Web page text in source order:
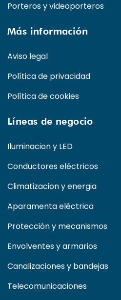
Porteros y videoporteros
Más información
Aviso legal
Política de privacidad
Política de cookies
Líneas de negocio
Iluminacion y LED
Conductores eléctricos
Climatizacion y energia
Aparamenta eléctrica
Protección y mecanismos
Envolventes y armarios
Canalizaciones y bandejas
Telecomunicaciones